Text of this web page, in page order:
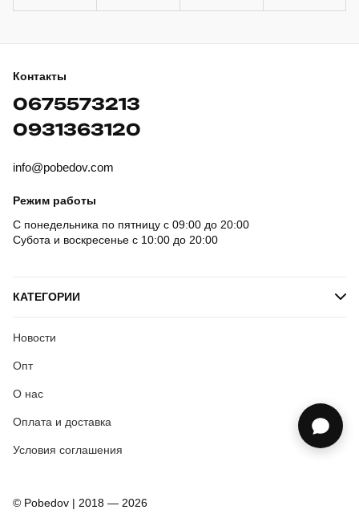
Контакты
0675573213
0931363120
info@pobedov.com
Режим работы
С понедельника по пятницу с 09:00 до 20:00
Субота и воскресенье с 10:00 до 20:00
КАТЕГОРИИ
Новости
Опт
О нас
Оплата и доставка
Условия соглашения
© Pobedov | 2018 — 2026